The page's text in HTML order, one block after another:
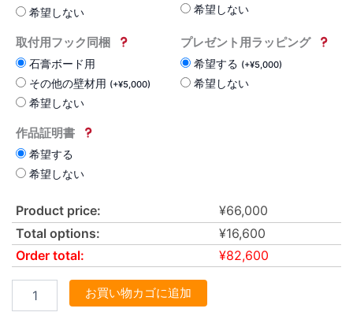
希望しない 希望しない
取付用フック同梱
石膏ボード用
その他の壁材用 (+¥5,000)
希望しない
プレゼント用ラッピング
希望する (+¥5,000)
希望しない
作品証明書
希望する
希望しない
Product price: ¥66,000
Total options:
¥16,600
Order total:
¥82,600
お買い物カゴに追加